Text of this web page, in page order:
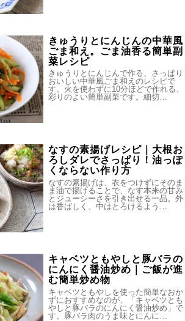
きゅうりとにんじんの中華風
ごま和え。ごま油香る簡単副
菜レシピ
きゅうりとにんじんで作る、さっぱり
おいしい中華風ごま和えのレシピで
す。火を使わずに10分ほどで作れる、
彩りのよい簡単副菜です。細切…
なすの素揚げレシピ｜大根お
ろしダレでさっぱり！油っぽ
くならない作り方
なすの素揚げは、衣をつけずにそのま
ま油で揚げることで、なす本来の甘み
とジューシーさを引き出せる一品。外
は香ばしく、中はとろけるよう…
キャベツともやしと豚バラの
にんにく醤油炒め｜ご飯が進
む簡単炒め物
キャベツともやしを使った簡単なおか
ずにおすすめなのが、「キャベツとも
やしと豚バラのにんにく醤油炒め」で
す。豚バラ肉のうま味とにんに…